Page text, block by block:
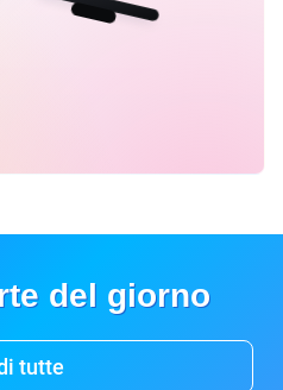
del giorno
tutte